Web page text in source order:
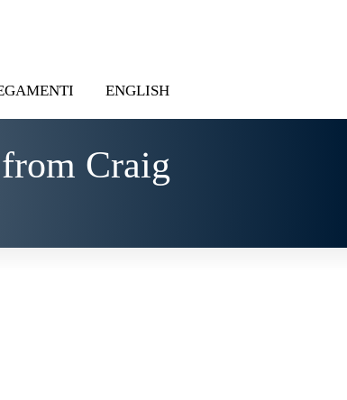
ENGLISH
Craig